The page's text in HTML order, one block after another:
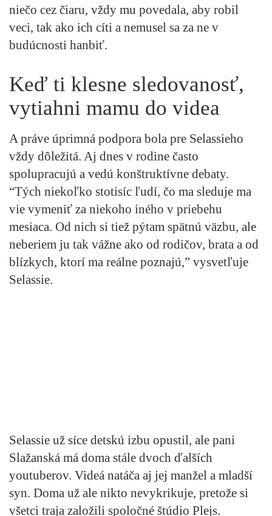
niečo cez čiaru, vždy mu povedala, aby robil
veci, tak ako ich cíti a nemusel sa za ne v
budúcnosti hanbiť.
Keď ti klesne sledovanosť,
vytiahni mamu do videa
A práve úprimná podpora bola pre Selassieho
vždy dôležitá. Aj dnes v rodine často
spolupracujú a vedú konštruktívne debaty.
“Tých niekoľko stotisíc ľudí, čo ma sleduje ma
vie vymeniť za niekoho iného v priebehu
mesiaca. Od nich si tiež pýtam spätnú väzbu, ale
neberiem ju tak vážne ako od rodičov, brata a od
blízkych, ktorí ma reálne poznajú,” vysvetľuje
Selassie.
Selassie už síce detskú izbu opustil, ale pani
Slažanská má doma stále dvoch ďalších
youtuberov. Videá natáča aj jej manžel a mladší
syn. Doma už ale nikto nevykrikuje, pretože si
všetci traja založili spoločné štúdio Plejs.